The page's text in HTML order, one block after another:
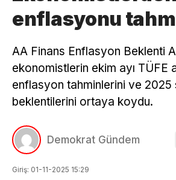
enflasyonu
AA Finans Enflasyon Beklenti
ekonomistlerin ekim ayı TÜFE
enflasyon tahminlerini ve 2025
beklentilerini ortaya koydu.
Demokrat Gündem
Giriş: 01-11-2025 15:29